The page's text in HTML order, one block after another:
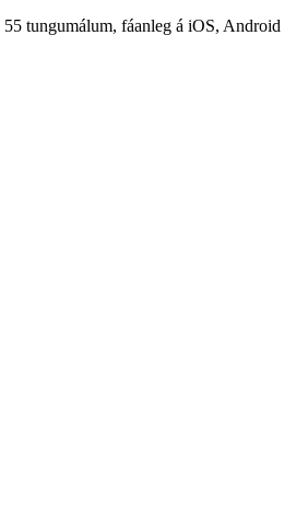
tungumálum, fáanleg á iOS, Android